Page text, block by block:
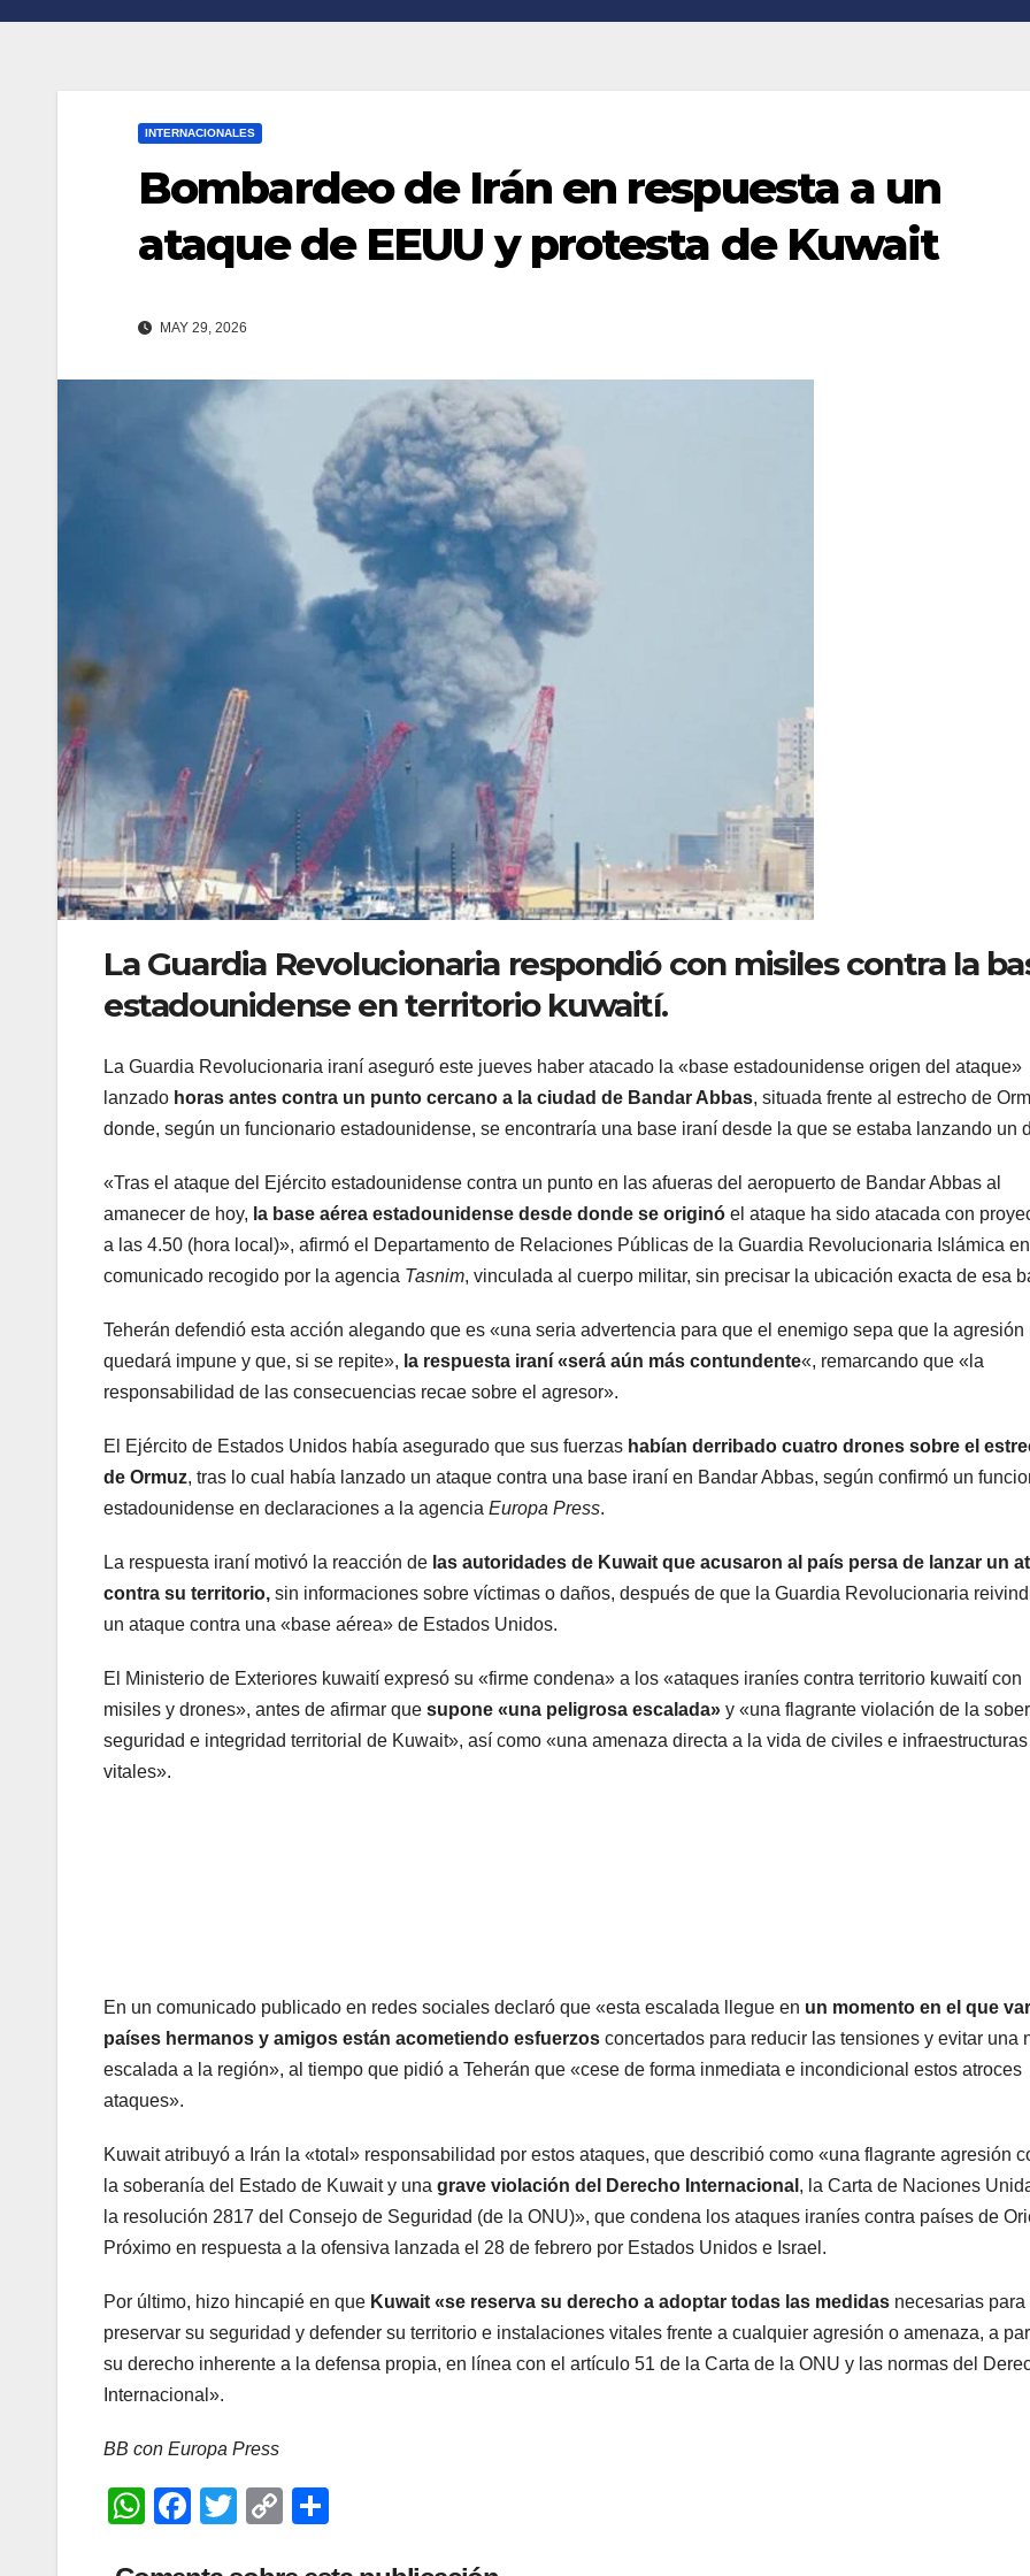
INTERNACIONALES
Bombardeo de Irán en respuesta a un
ataque de EEUU y protesta de Kuwait
MAY 29, 2026
La Guardia Revolucionaria respondió con misiles contra la
estadounidense en territorio kuwaití.
La Guardia Revolucionaria iraní aseguró este jueves haber atacado la «base estadounidense origen del ataque»
lanzado horas antes contra un punto cercano a la ciudad de Bandar Abbas, situada frente al estrecho de
donde, según un funcionario estadounidense, se encontraría una base iraní desde la que se estaba lanzando un
«Tras el ataque del Ejército estadounidense contra un punto en las afueras del aeropuerto de Bandar Abbas al
amanecer de hoy, la base aérea estadounidense desde donde se originó el ataque ha sido atacada con
a las 4.50 (hora local)», afirmó el Departamento de Relaciones Públicas de la Guardia Revolucionaria Islámica
comunicado recogido por la agencia Tasnim, vinculada al cuerpo militar, sin precisar la ubicación exacta de esa
Teherán defendió esta acción alegando que es «una seria advertencia para que el enemigo sepa que la agresión
quedará impune y que, si se repite», la respuesta iraní «será aún más contundente«, remarcando que «la
responsabilidad de las consecuencias recae sobre el agresor».
El Ejército de Estados Unidos había asegurado que sus fuerzas habían derribado cuatro drones sobre el
de Ormuz, tras lo cual había lanzado un ataque contra una base iraní en Bandar Abbas, según confirmó un
estadounidense en declaraciones a la agencia Europa Press.
La respuesta iraní motivó la reacción de las autoridades de Kuwait que acusaron al país persa de lanzar un
contra su territorio, sin informaciones sobre víctimas o daños, después de que la Guardia Revolucionaria
un ataque contra una «base aérea» de Estados Unidos.
El Ministerio de Exteriores kuwaití expresó su «firme condena» a los «ataques iraníes contra territorio kuwaití con
misiles y drones», antes de afirmar que supone «una peligrosa escalada» y «una flagrante violación de la
seguridad e integridad territorial de Kuwait», así como «una amenaza directa a la vida de civiles e infraestructuras
vitales».
En un comunicado publicado en redes sociales declaró que «esta escalada llegue en un momento en el que
países hermanos y amigos están acometiendo esfuerzos concertados para reducir las tensiones y evitar una
escalada a la región», al tiempo que pidió a Teherán que «cese de forma inmediata e incondicional estos atroces
ataques».
Kuwait atribuyó a Irán la «total» responsabilidad por estos ataques, que describió como «una flagrante agresión
la soberanía del Estado de Kuwait y una grave violación del Derecho Internacional , la Carta de Naciones
la resolución 2817 del Consejo de Seguridad (de la ONU)», que condena los ataques iraníes contra países de
Próximo en respuesta a la ofensiva lanzada el 28 de febrero por Estados Unidos e Israel.
Por último, hizo hincapié en que Kuwait «se reserva su derecho a adoptar todas las medidas necesarias para
preservar su seguridad y defender su territorio e instalaciones vitales frente a cualquier agresión o amenaza, a
su derecho inherente a la defensa propia, en línea con el artículo 51 de la Carta de la ONU y las normas del
Internacional».
BB con Europa Press
W
F
T
C
n